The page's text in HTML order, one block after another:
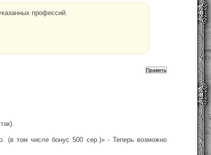
профессий.
(в том числе бонус 500 сер.)» - Теперь возможно